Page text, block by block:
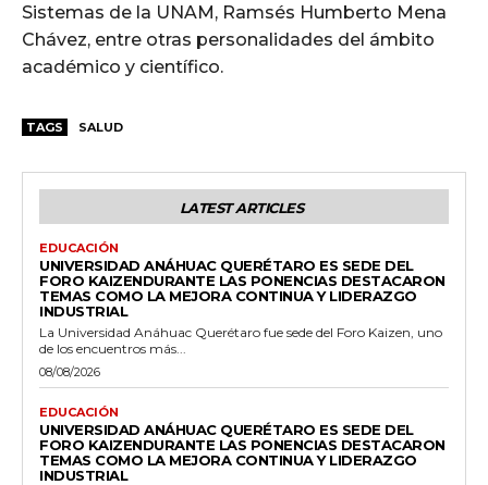
Sistemas de la UNAM, Ramsés Humberto Mena
Chávez, entre otras personalidades del ámbito
académico y científico.
TAGS SALUD
LATEST ARTICLES
EDUCACIÓN
UNIVERSIDAD ANÁHUAC QUERÉTARO ES SEDE DEL
FORO KAIZENDURANTE LAS PONENCIAS DESTACARON
TEMAS COMO LA MEJORA CONTINUA Y LIDERAZGO
INDUSTRIAL
La Universidad Anáhuac Querétaro fue sede del Foro Kaizen, uno
de los encuentros más...
08/08/2026
EDUCACIÓN
UNIVERSIDAD ANÁHUAC QUERÉTARO ES SEDE DEL
FORO KAIZENDURANTE LAS PONENCIAS DESTACARON
TEMAS COMO LA MEJORA CONTINUA Y LIDERAZGO
INDUSTRIAL